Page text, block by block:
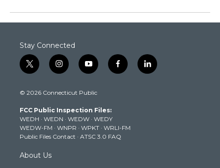
Stay Connected
t
w
t
e
r
i
n
t
g
r
a
m
y
o
t
b
e
f
a
k
l
i
© 2026 Connecticut Public
FCC Public Inspection Files:
WEDH · WEDN · WEDW · WEDY
WEDW-FM · WNPR · WPKT · WRLI-FM
Public Files Contact · ATSC 3.0 FAQ
About Us